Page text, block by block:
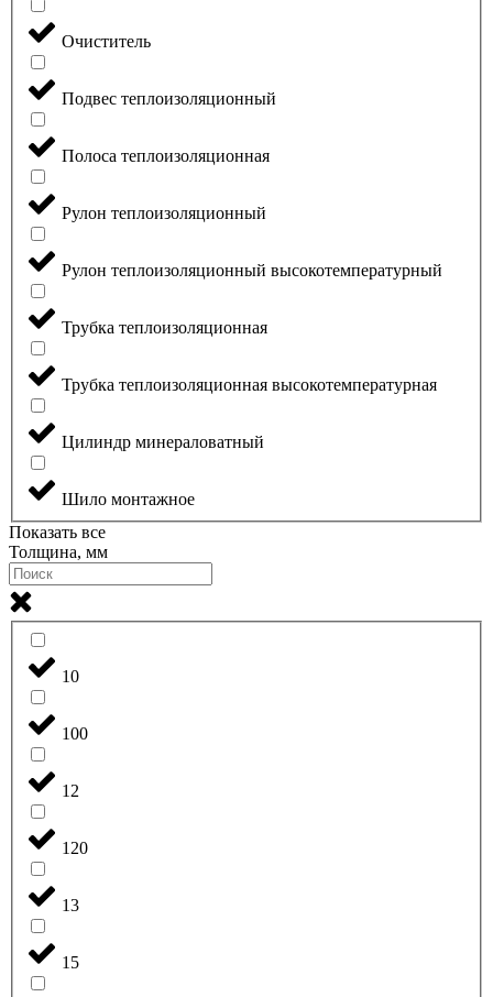
Очиститель
Подвес теплоизоляционный
Полоса теплоизоляционная
Рулон теплоизоляционный
Рулон теплоизоляционный высокотемпературный
Трубка теплоизоляционная
Трубка теплоизоляционная высокотемпературная
Цилиндр минераловатный
Шило монтажное
Показать все
Толщина, мм
10
100
12
120
13
15